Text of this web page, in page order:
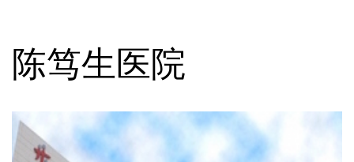
陈笃生医院